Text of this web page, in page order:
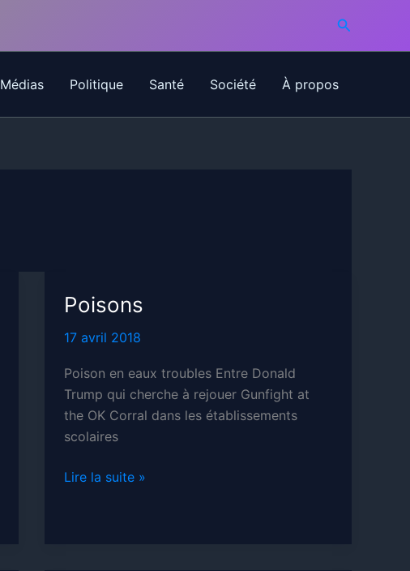
Médias Politique Santé Société À propos
Poisons
17 avril 2018
Poison en eaux troubles Entre Donald
Trump qui cherche à rejouer Gunfight at
the OK Corral dans les établissements
scolaires
Poisons
Lire la suite »